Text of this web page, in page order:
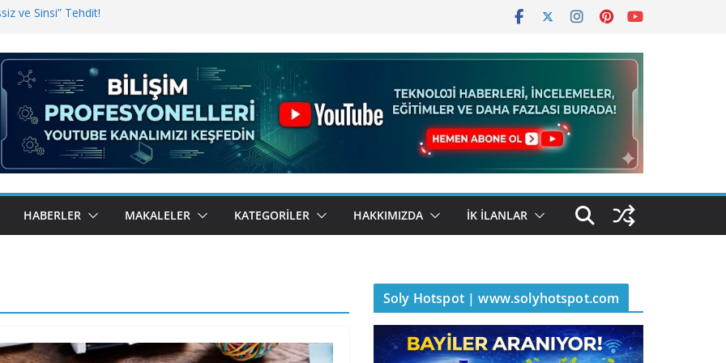
ve Sinsi” Tehdit!
Bugün BulutTahsilat’ta
Kemal Oral Tüm Sorularımızı
HABERLER MAKALELER KATEGORILER HAKKIMIZDA İK İLANLAR
Soly Hotspot | www.solyhotspot.com